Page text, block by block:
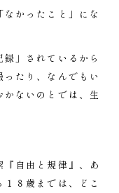
かったこと」にな
」されているから
たり、なんでもい
ないのとでは、生
自由と規律』、あ
８歳までは、どこ